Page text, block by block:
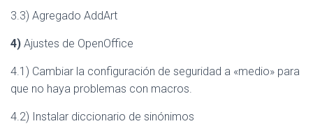
3.3) Agregado AddArt
4) Ajustes de OpenOffice
4.1) Cambiar la configuración de seguridad a «medio» para
que no haya problemas con macros.
4.2) Instalar diccionario de sinónimos